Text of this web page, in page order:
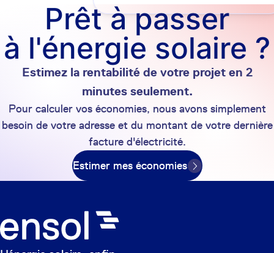
Prêt à passer
à l'énergie solaire ?
Estimez la rentabilité de votre projet en 2
minutes seulement.
Pour calculer vos économies, nous avons simplement
besoin de votre adresse et du montant de votre dernière
facture d'électricité.
Estimer mes économies